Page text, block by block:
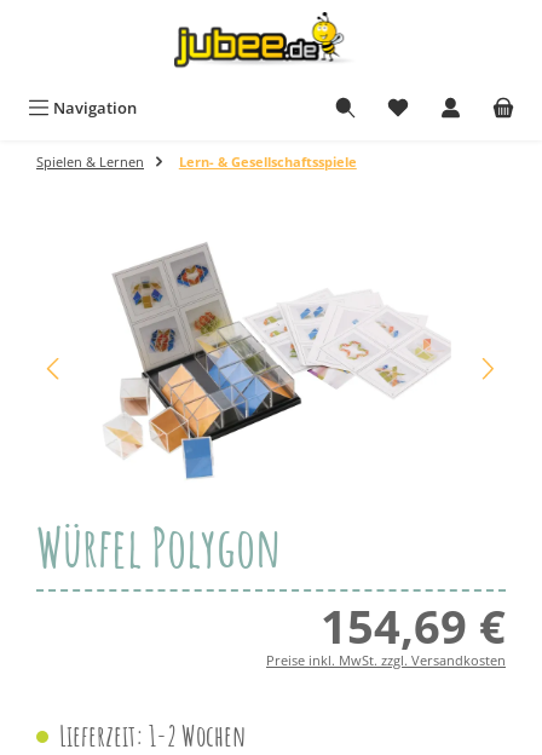
Navigation
Spielen & Lernen Lern- & Gesellschaftsspiele
Bildergalerie überspringen
Würfel Polygon
154,69 €
Preise inkl. MwSt. zzgl. Versandkosten
Lieferzeit: 1-2 Wochen